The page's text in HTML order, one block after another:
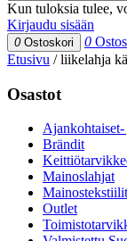
Kun tuloksia tulee,
Kirjaudu sisään
0 Ostoskori 0
Etusivu /liikelahja
Osastot
Ajankohtaiset-
Brändit
Mainoslahjat
Mainostekstiilit
Outlet